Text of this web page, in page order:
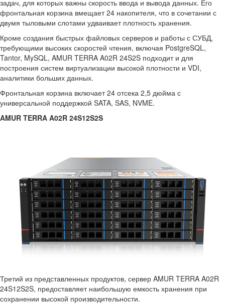
задач, для которых важны скорость ввода и вывода данных. Его
фронтальная корзина вмещает 24 накопителя, что в сочетании с
двумя тыловыми слотами удваивает плотность хранения.
Кроме создания быстрых файловых серверов и работы с СУБД,
требующими высоких скоростей чтения, включая PostgreSQL,
Tantor, MySQL, AMUR TERRA A02R 24S2S подходит и для
построения систем виртуализации высокой плотности и VDI,
аналитики больших данных.
Фронтальная корзина включает 24 отсека 2,5 дюйма с
универсальной поддержкой SATA, SAS, NVME.
AMUR TERRA A02R 24S12S2S
Третий из представленных продуктов, сервер AMUR TERRA A02R
24S12S2S, предоставляет наибольшую емкость хранения при
сохранении высокой производительности.